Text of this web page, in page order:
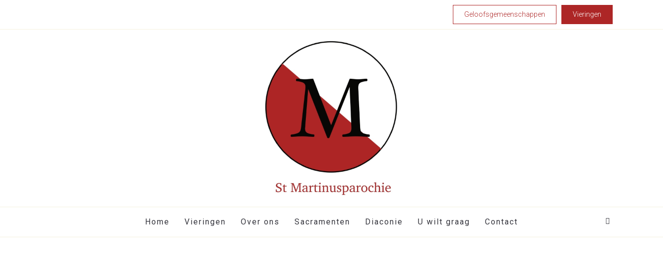
Geloofsgemeenschappen Vieringen
Home Vieringen Over ons Sacramenten Diaconie U wilt graag Contact